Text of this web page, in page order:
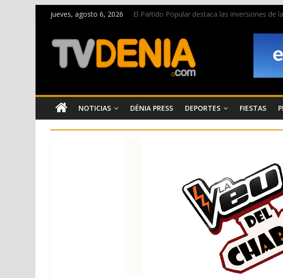
jueves, agosto 6, 2026
El Partido Popular destaca las inversiones
El XII Festival de Jazz de Dénia reunirá
Los Moros y Cristianos 2026 reciben las
Una nueva campaña anima a la juventud a
NOTICIAS DÉNIA PRESS DEPORTES FIESTAS